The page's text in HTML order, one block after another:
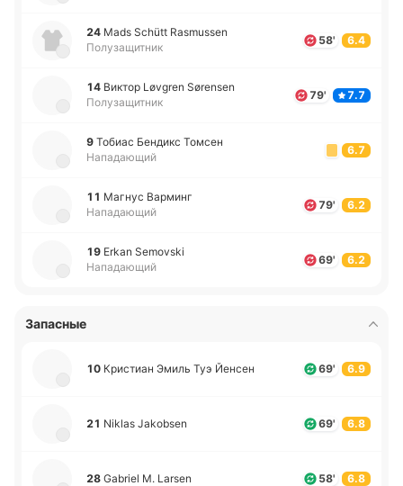
24 Mads Schütt Rasmussen
Полузащитник
58' 6.4
14 Виктор Løvgren Sørensen
Полузащитник
79' 7.7
9 Тобиас Бе­ндикс Томсен
Нападающий
6.7
11 Магнус Ва­рминг
Нападающий
79' 6.2
19 Erkan Semovski
Нападающий
69' 6.2
Запасные
10 Кри­стиан Эмиль Туэ Йенсен 69' 6.9
21 Niklas Jakobsen 69' 6.8
28 Gabriel M. Larsen 58' 6.8